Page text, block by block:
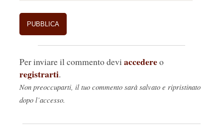
Per inviare il commento devi accedereo
registrarti.
Non preoccuparti, il tuo commento sarà salvato e ripristinato
dopo l’accesso.